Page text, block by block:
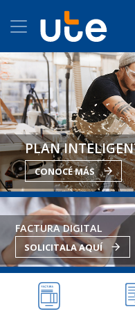
PLAN
CONOCÉ MÁS
FACTURA DIGITAL
SOLICITALA AQUÍ